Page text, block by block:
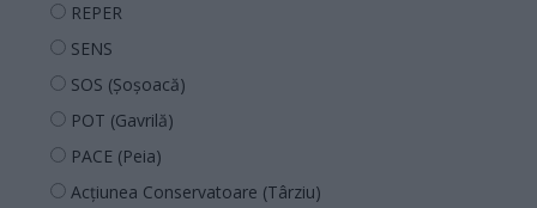
REPER
SENS
SOS (Șoșoacă)
POT (Gavrilă)
PACE (Peia)
Acțiunea Conservatoare (Târziu)